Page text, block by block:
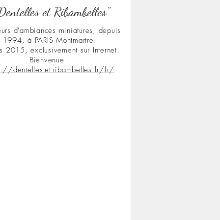
et Ribambelles"
d'ambiances miniatures, depuis
1994, à PARIS Montmartre.
2015, exclusivement sur Internet.
Bienvenue !
dentelles-et-ribambelles.fr/fr/